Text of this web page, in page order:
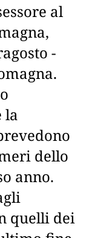
al
-
la
dello
anno.
quelli dei